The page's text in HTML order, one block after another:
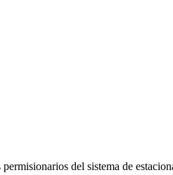
del sistema de